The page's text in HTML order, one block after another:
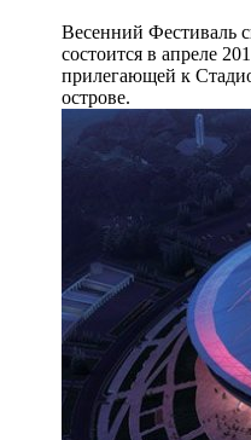
Весенний Фестиваль
состоится в апреле
прилегающей к
острове.